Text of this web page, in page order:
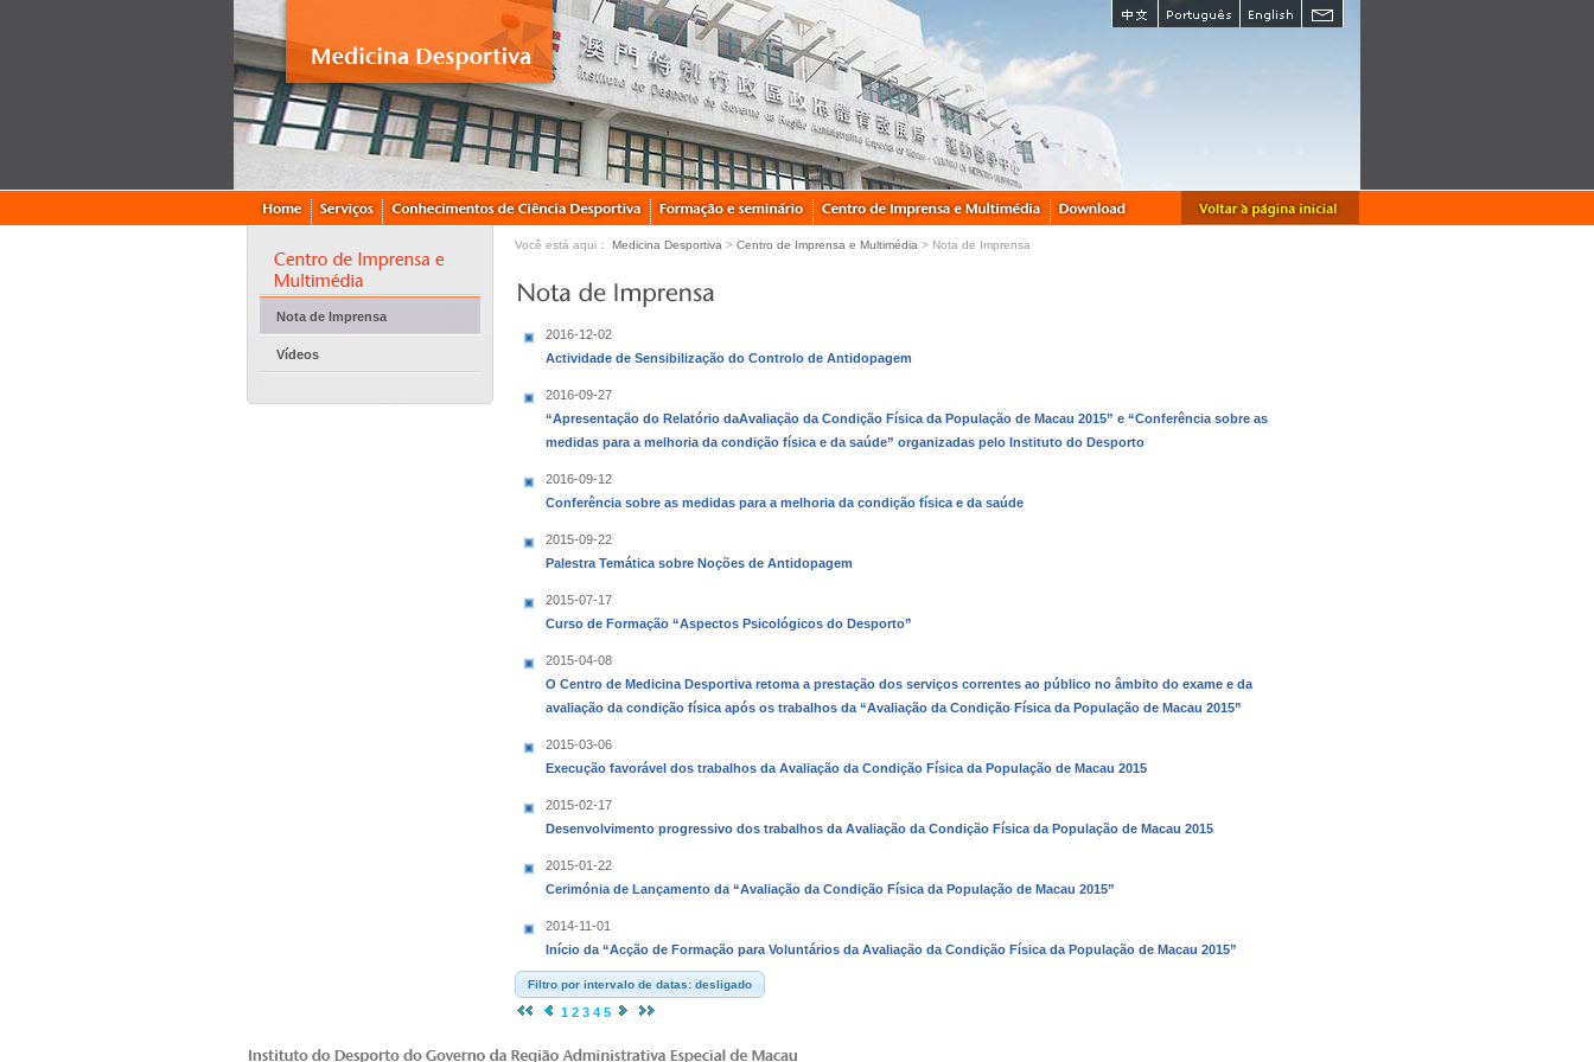
Nota de Imprensa
Vídeos
Você está aqui： Medicina Desportiva > Centro de Imprensa e Multimédia > Nota de Imprensa
2016-12-02
Actividade de Sensibilização do Controlo de Antidopagem
2016-09-27
“Apresentação do Relatório daAvaliação da Condição Física da População de Macau 2015” e “Conferência sobre as
medidas para a melhoria da condição física e da saúde” organizadas pelo Instituto do Desporto
2016-09-12
Conferência sobre as medidas para a melhoria da condição física e da saúde
2015-09-22
Palestra Temática sobre Noções de Antidopagem
2015-07-17
Curso de Formação “Aspectos Psicológicos do Desporto”
2015-04-08
O Centro de Medicina Desportiva retoma a prestação dos serviços correntes ao público no âmbito do exame e da
avaliação da condição física após os trabalhos da “Avaliação da Condição Física da População de Macau 2015”
2015-03-06
Execução favorável dos trabalhos da Avaliação da Condição Física da População de Macau 2015
2015-02-17
Desenvolvimento progressivo dos trabalhos da Avaliação da Condição Física da População de Macau 2015
2015-01-22
Cerimónia de Lançamento da “Avaliação da Condição Física da População de Macau 2015”
2014-11-01
Início da “Acção de Formação para Voluntários da Avaliação da Condição Física da População de Macau 2015”
Filtro por intervalo de datas: desligado
1 2 3 4 5